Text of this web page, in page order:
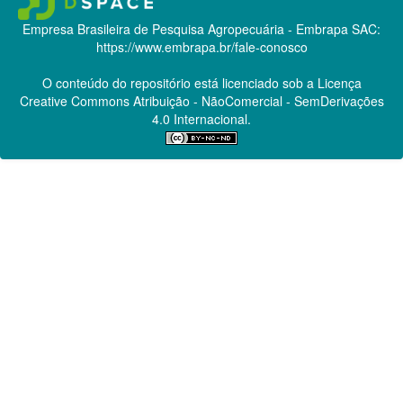
Empresa Brasileira de Pesquisa Agropecuária - Embrapa SAC:
https://www.embrapa.br/fale-conosco
O conteúdo do repositório está licenciado sob a Licença
Creative CommonsAtribuição - NãoComercial - SemDerivações
4.0 Internacional.